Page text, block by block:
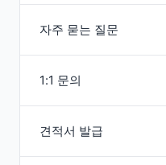
자주 묻는 질문
1:1 문의
견적서 발급